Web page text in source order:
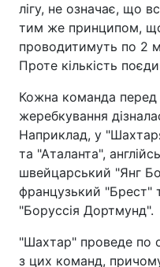
лігу, не означає, що
тим же принципом,
проводитимуть по 2
Проте кількість
Кожна команда перед
жеребкування
Наприклад, у
та "Аталанта",
швейцарський "Янг
французький "Брест"
"Боруссія Дортмунд".
"Шахтар" проведе по
з цих команд,